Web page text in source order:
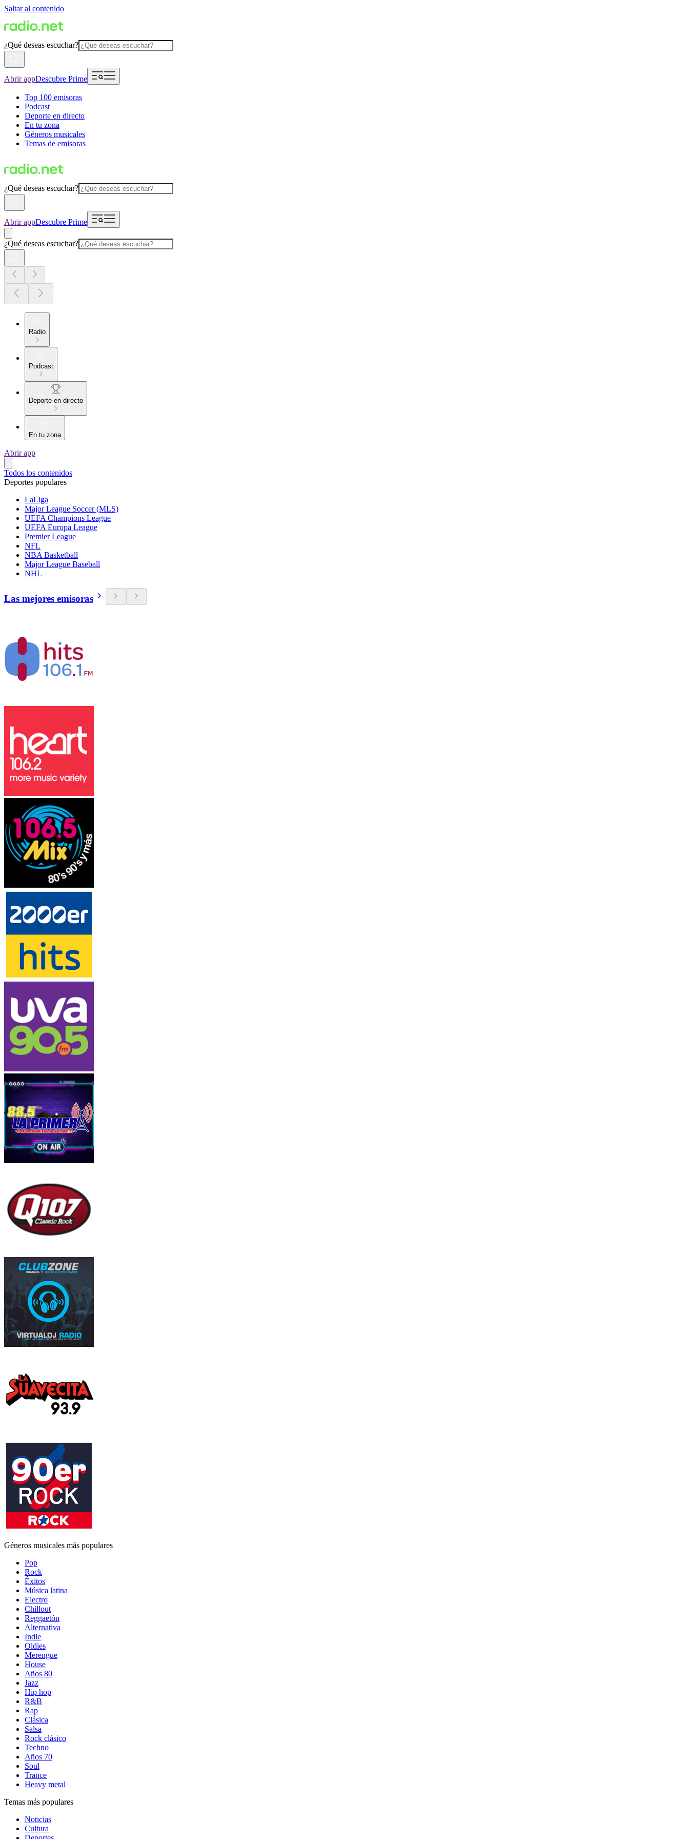
Saltar al contenido
¿Qué deseas escuchar?
Abrir appDescubre Prime
Top 100 emisoras
Podcast
Deporte en directo
En tu zona
Géneros musicales
Temas de emisoras
¿Qué deseas escuchar?
Abrir appDescubre Prime
¿Qué deseas escuchar?
Radio
Podcast
Deporte en directo
En tu zona
Abrir app
Todos los contenidos
Deportes populares
LaLiga
Major League Soccer (MLS)
UEFA Champions League
UEFA Europa League
Premier League
NFL
NBA Basketball
Major League Baseball
NHL
Las mejores emisoras
Géneros musicales más populares
Pop
Rock
Éxitos
Música latina
Electro
Chillout
Reggaetón
Alternativa
Indie
Oldies
Merengue
House
Años 80
Jazz
Hip hop
R&B
Rap
Clásica
Salsa
Rock clásico
Techno
Años 70
Soul
Trance
Heavy metal
Temas más populares
Noticias
Cultura